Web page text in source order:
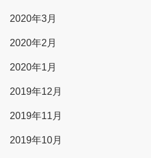
2020年3月
2020年2月
2020年1月
2019年12月
2019年11月
2019年10月